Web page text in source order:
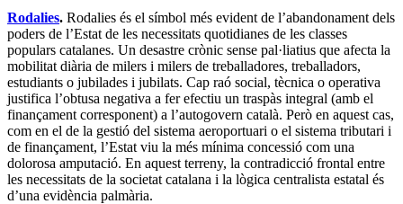
Rodalies. Rodalies és el símbol més evident de l’abandonament dels
poders de l’Estat de les necessitats quotidianes de les classes
populars catalanes. Un desastre crònic sense pal·liatius que afecta la
mobilitat diària de milers i milers de treballadores, treballadors,
estudiants o jubilades i jubilats. Cap raó social, tècnica o operativa
justifica l’obtusa negativa a fer efectiu un traspàs integral (amb el
finançament corresponent) a l’autogovern català. Però en aquest cas,
com en el de la gestió del sistema aeroportuari o el sistema tributari i
de finançament, l’Estat viu la més mínima concessió com una
dolorosa amputació. En aquest terreny, la contradicció frontal entre
les necessitats de la societat catalana i la lògica centralista estatal és
d’una evidència palmària.